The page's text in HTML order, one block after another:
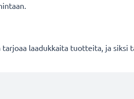
laadukkaita tuotteita, ja siksi